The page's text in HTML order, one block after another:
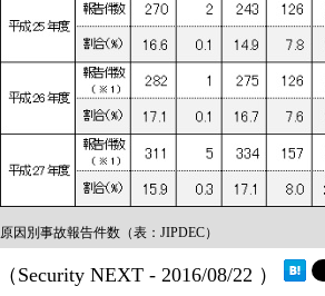
原因別事故報告件数（表：JIPDEC）
（Security NEXT - 2016/08/22 ）